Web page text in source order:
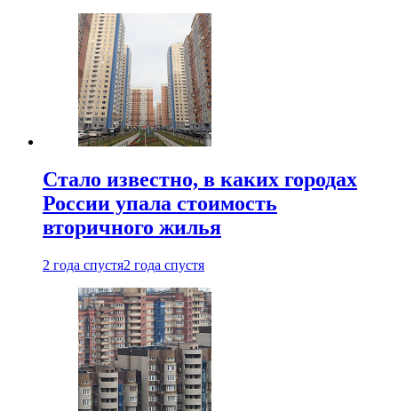
Стало известно, в каких городах
России упала стоимость
вторичного жилья
2 года спустя2 года спустя